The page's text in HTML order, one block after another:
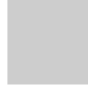
इस गाने में फैंस को
दरअसल इस गाने से कइ